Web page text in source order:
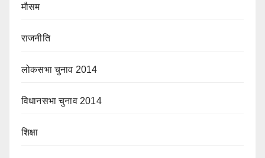
मौसम
राजनीति
लोकसभा चुनाव 2014
विधानसभा चुनाव 2014
शिक्षा